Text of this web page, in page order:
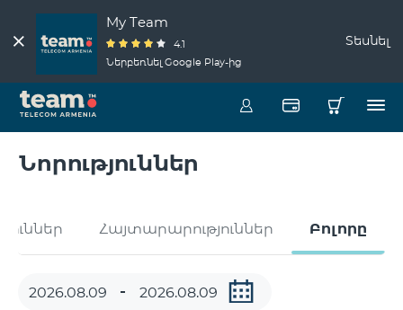
My Team
4.1
Ներբեռնել Google Play-ից
Տեսնել
Նորություններ
Հայտարարություններ Բոլորը